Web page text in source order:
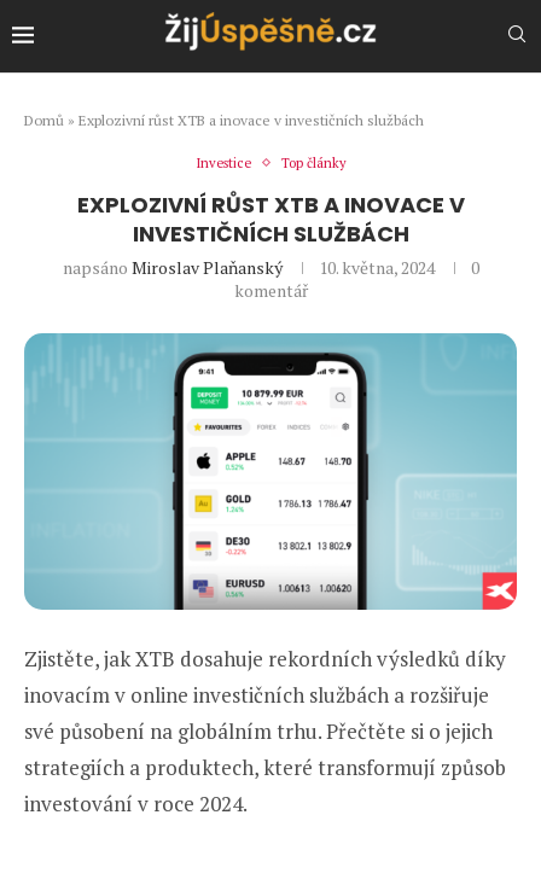
Domů » Explozivní růst XTB a inovace v investičních službách
Investice Top články
EXPLOZIVNÍ RŮST XTB A INOVACE V
INVESTIČNÍCH SLUŽBÁCH
napsáno Miroslav Plaňanský 10. května, 2024
0
komentář
Zjistěte, jak XTB dosahuje rekordních výsledků díky
inovacím v online investičních službách a rozšiřuje
své působení na globálním trhu. Přečtěte si o jejich
strategiích a produktech, které transformují způsob
investování v roce 2024.